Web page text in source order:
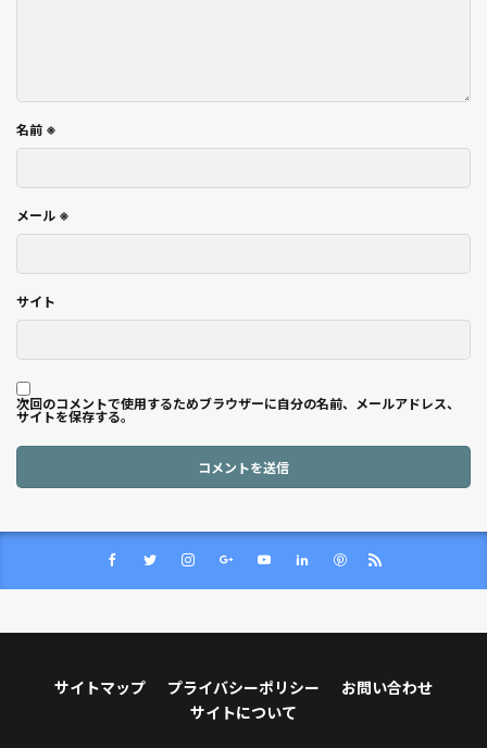
名前 ※
メール ※
サイト
次回のコメントで使用するためブラウザーに自分の名前、メールアドレス、
サイトを保存する。
サイトマップ プライバシーポリシー
お問い合わせ
サイトについて